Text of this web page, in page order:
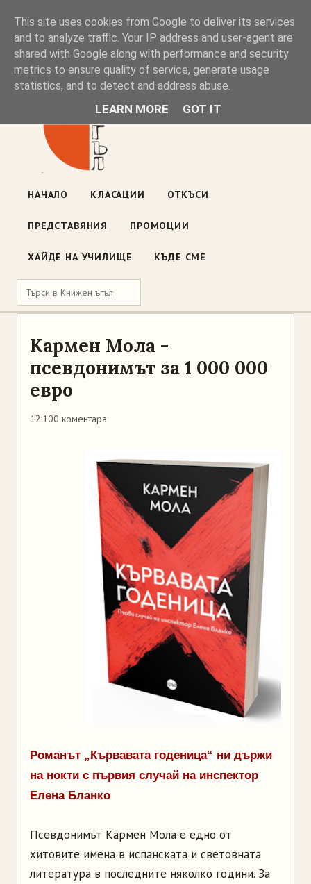
Книжен ъгъл
Блог на книжарницата — класации, откъси, нови книги
ул. „Оборище" 117, София· пон–пет 10:00–19:00 ·
НАЧАЛО КЛАСАЦИИ ОТКЪСИ
ПРЕДСТАВЯНИЯ ПРОМОЦИИ
ХАЙДЕ НА УЧИЛИЩЕ КЪДЕ СМЕ
Кармен Мола -
псевдонимът за 1 000 000
евро
12:100 коментара
Романът „Кървавата годеница“ ни държи
на нокти с първия случай на инспектор
Елена Бланко
Псевдонимът Кармен Мола е едно от
хитовите имена в испанската и световната
литература в последните няколко години. За
This site uses cookies from Google to deliver its services
and to analyze traffic. Your IP address and user-agent are
shared with Google along with performance and security
metrics to ensure quality of service, generate usage
statistics, and to detect and address abuse.
LEARN MORE GOT IT